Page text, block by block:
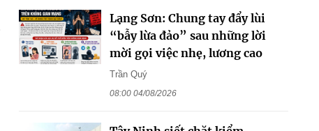
Lạng Sơn: Chung tay đẩy lùi
“bẫy lừa đảo” sau những lời
mời gọi việc nhẹ, lương cao
Trần Quý
08:00 04/08/2026